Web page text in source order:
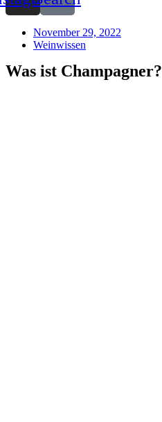
November 29, 2022
Weinwissen
Was ist Champagner?